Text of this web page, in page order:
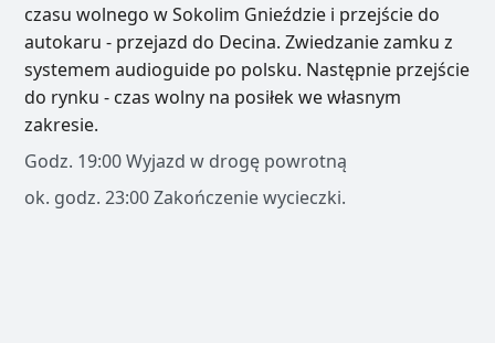
czasu wolnego w Sokolim Gnieździe i przejście do
autokaru - przejazd do Decina. Zwiedzanie zamku z
systemem audioguide po polsku. Następnie przejście
do rynku - czas wolny na posiłek we własnym
zakresie.
Godz. 19:00 Wyjazd w drogę powrotną
ok. godz. 23:00 Zakończenie wycieczki.